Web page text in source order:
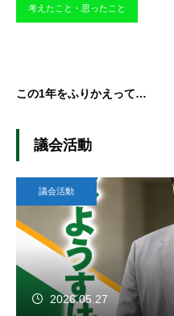
考えたこと・思ったこと
この1年をふりかえって…
議会活動
議会活動
2026.05.27